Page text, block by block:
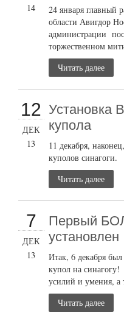
14
24 января главный
области Авигдор
администрации
торжественном
Читать далее
12
ДЕК
13
Установка
купола
11 декабря,
куполов синагоги.
Читать далее
7
ДЕК
13
Первый
установлен
Итак, 6 декабря
купол на
усилий и умения, а
Читать далее